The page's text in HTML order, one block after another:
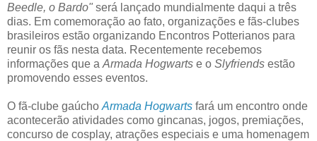
Beedle, o Bardo" será lançado mundialmente daqui a três
dias. Em comemoração ao fato, organizações e fãs-clubes
brasileiros estão organizando Encontros Potterianos para
reunir os fãs nesta data. Recentemente recebemos
informações que a Armada Hogwarts e o Slyfriends estão
promovendo esses eventos.
O fã-clube gaúcho Armada Hogwarts fará um encontro onde
acontecerão atividades como gincanas, jogos, premiações,
concurso de cosplay, atrações especiais e uma homenagem